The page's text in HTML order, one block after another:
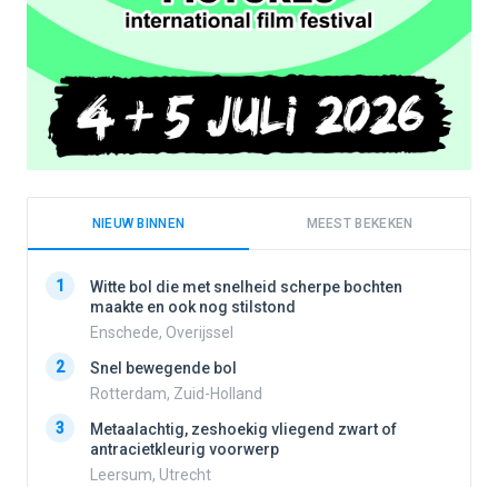
NIEUW BINNEN MEEST BEKEKEN
1
Witte bol die met snelheid scherpe bochten
maakte en ook nog stilstond
Enschede, Overijssel
2
Snel bewegende bol
Rotterdam, Zuid-Holland
3
Metaalachtig, zeshoekig vliegend zwart of
antracietkleurig voorwerp
Leersum, Utrecht